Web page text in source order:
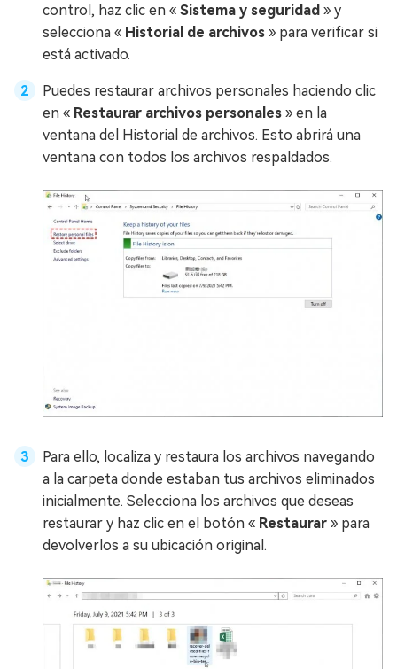
control, haz clic en « Sistema y seguridad » y
selecciona « Historial de archivos » para verificar si
está activado.
Puedes restaurar archivos personales haciendo clic
en « Restaurar archivos personales » en la
ventana del Historial de archivos. Esto abrirá una
ventana con todos los archivos respaldados.
Para ello, localiza y restaura los archivos navegando
a la carpeta donde estaban tus archivos eliminados
inicialmente. Selecciona los archivos que deseas
restaurar y haz clic en el botón « Restaurar » para
devolverlos a su ubicación original.